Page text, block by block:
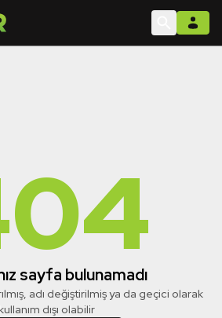
sayfa bulunamadı
adı değiştirilmiş ya da geçici olarak
dışı olabilir